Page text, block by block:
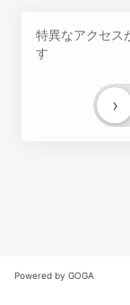
特異なアクセス
す
›
Powered by GOGA